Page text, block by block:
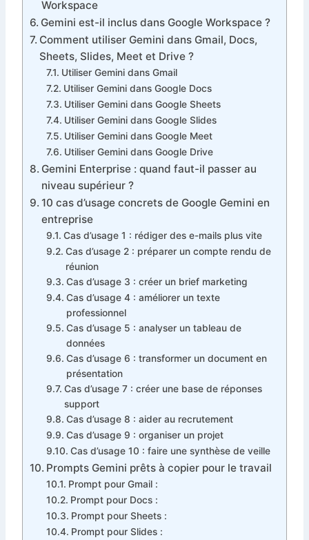
Workspace
Gemini est-il inclus dans Google Workspace ?
Comment utiliser Gemini dans Gmail, Docs,
Sheets, Slides, Meet et Drive ?
Utiliser Gemini dans Gmail
Utiliser Gemini dans Google Docs
Utiliser Gemini dans Google Sheets
Utiliser Gemini dans Google Slides
Utiliser Gemini dans Google Meet
Utiliser Gemini dans Google Drive
Gemini Enterprise : quand faut-il passer au
niveau supérieur ?
10 cas d’usage concrets de Google Gemini en
entreprise
Cas d’usage 1 : rédiger des e-mails plus vite
Cas d’usage 2 : préparer un compte rendu de
réunion
Cas d’usage 3 : créer un brief marketing
Cas d’usage 4 : améliorer un texte
professionnel
Cas d’usage 5 : analyser un tableau de
données
Cas d’usage 6 : transformer un document en
présentation
Cas d’usage 7 : créer une base de réponses
support
Cas d’usage 8 : aider au recrutement
Cas d’usage 9 : organiser un projet
Cas d’usage 10 : faire une synthèse de veille
Prompts Gemini prêts à copier pour le travail
Prompt pour Gmail :
Prompt pour Docs :
Prompt pour Sheets :
Prompt pour Slides :